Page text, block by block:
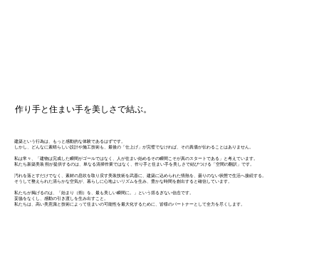
作り手と住まい手を美しさで結ぶ。
建築という行為は、もっと感動的な体験であるはずです。
しかし、どんなに素晴らしい設計や施工技術も、最後の「仕上げ」が完璧でなければ、その真価が伝わることはありません。
私は常々、「建物は完成した瞬間がゴールではなく、人が住まい始めるその瞬間こそが真のスタートである」と考えています。
私たち新築美装 朔が提供するのは、単なる清掃作業ではなく、作り手と住まい手を美しさで結びつける「空間の翻訳」です。
汚れを落とすだけでなく、素材の息吹を取り戻す美装技術を武器に、建築に込められた情熱を、曇りのない状態で生活へ接続する。
そうして整えられた清らかな空気が、暮らしに心地よいリズムを生み、豊かな時間を創出すると確信しています。
私たちが掲げるのは、「始まり（朔）を、最も美しい瞬間に。」という揺るぎない信念です。
妥協をなくし、感動の引き渡しを生み出すこと。
私たちは、高い美意識と技術によって住まいの可能性を最大化するために、皆様のパートナーとして全力を尽くします。